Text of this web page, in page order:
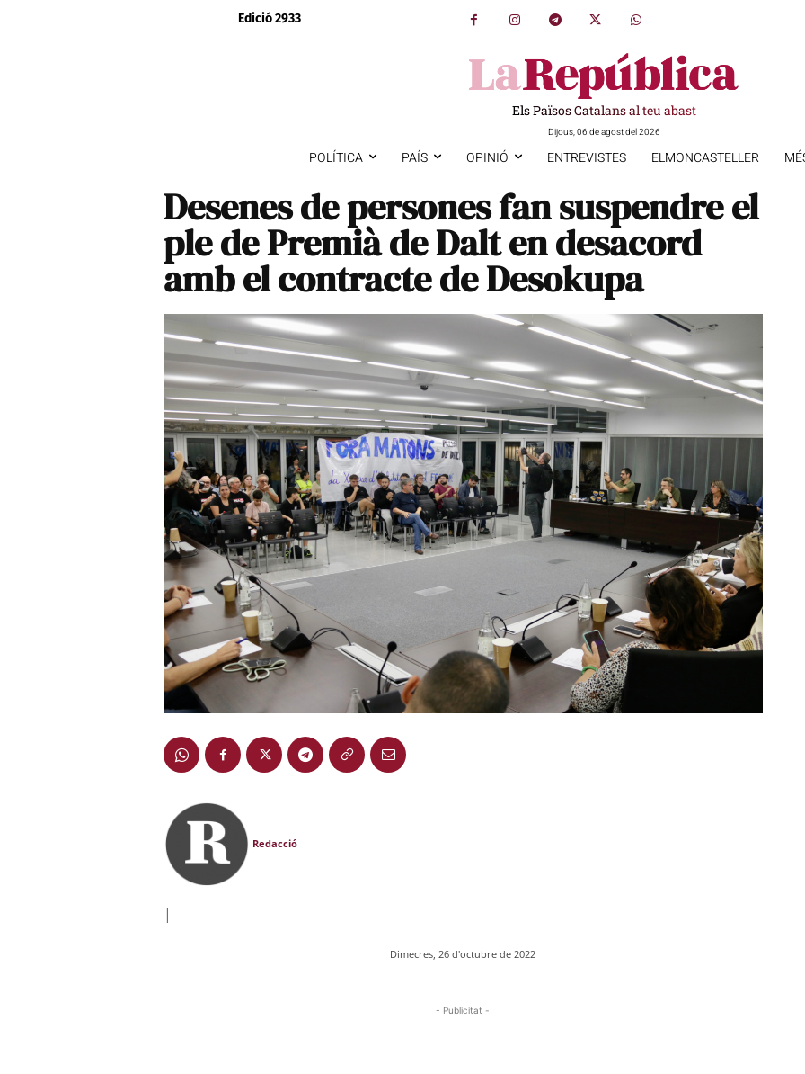
Edició 2933
Els Països Catalans al teu abast
Dijous, 06 de agost del 2026
POLÍTICA PAÍS OPINIÓ ENTREVISTES ELMONCASTELLER
Desenes de persones fan suspendre el
ple de Premià de Dalt en desacord
amb el contracte de Desokupa
Redacció
|
Dimecres, 26 d'octubre de 2022
- Publicitat -